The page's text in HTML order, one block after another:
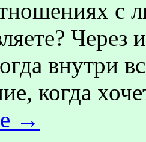
с
Через
внутри
когда
→